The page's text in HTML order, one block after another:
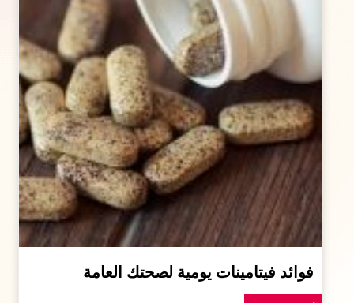
فوائد فيتامينات يومية لصحتك العامة